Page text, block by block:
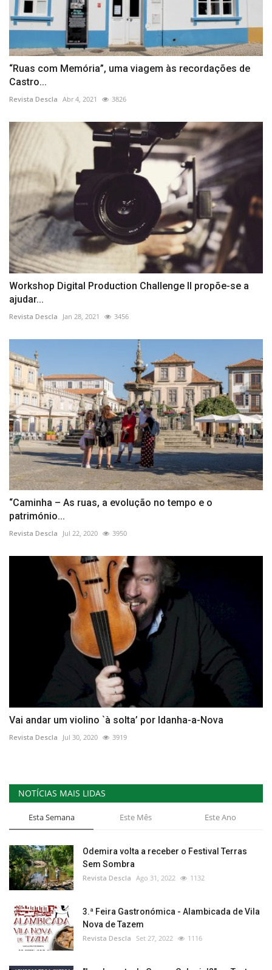
“Ruas com Memória”, uma viagem às recordações de
Castro...
Revista Descla Abr 4, 2021 3826
Workshop Digital Production Challenge II propõe-se a
ajudar...
Revista Descla Jan 28, 2021 3456
“Caminha – As ruas, a evolução no tempo e o
património...
Revista Descla Jul 22, 2020 3950
Vai andar um violino `à solta’ por Idanha-a-Nova
Revista Descla Jul 30, 2020 3919
NOTÍCIAS MAIS LIDAS
Esta Semana Este Mês Este Ano
Odemira volta a receber o Festival Terras
Sem Sombra
Revista Descla Ago 31, 2022 1132
3.ª Feira Gastronómica - Alambicada de Vila
Nova de Tazem
Revista Descla Set 27, 2022 1116